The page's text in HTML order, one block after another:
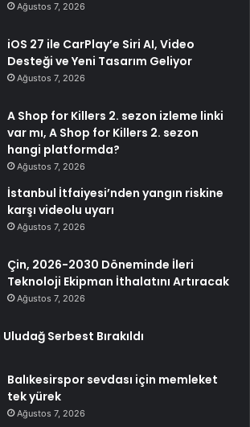
Ağustos 7, 2026
iOS 27 ile CarPlay’e Siri AI, Video
Desteği ve Yeni Tasarım Geliyor
Ağustos 7, 2026
A Shop for Killers 2. sezon izleme linki
var mı, A Shop for Killers 2. sezon
hangi platformda?
Ağustos 7, 2026
İstanbul İtfaiyesi’nden yangın riskine
karşı videolu uyarı
Ağustos 7, 2026
Çin, 2026-2030 Döneminde İleri
Teknoloji Ekipman İthalatını Artıracak
Ağustos 7, 2026
Serbest Bırakıldı
Balıkesirspor sevdası için memleket
tek yürek
Ağustos 7, 2026